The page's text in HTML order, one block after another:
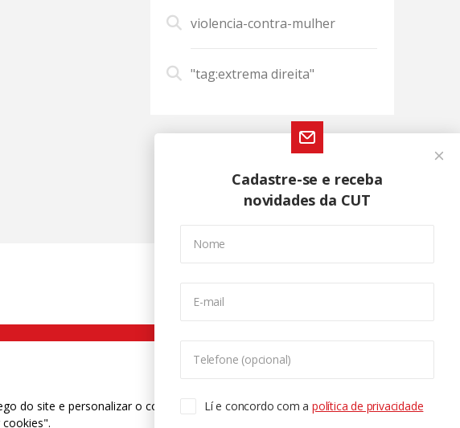
violencia-contra-mulher
"tag:extrema direita"
Cadastre-se e receba
novidades da CUT
Nome
E-mail
Telefone (opcional)
Lí e concordo com apolítica de privacidade
2108 9310
do site e personalizar o conteúdo. Para saber mais